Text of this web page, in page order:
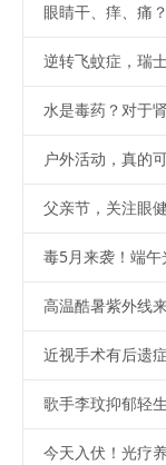
眼睛干、痒、痛
逆转飞蚊症，瑞
水是毒药？对于
户外活动，真的
父亲节，关注眼
毒5月来袭！端午
高温酷暑紫外线
近视手术有后遗
歌手李玟抑郁轻
今天入伏！光疗